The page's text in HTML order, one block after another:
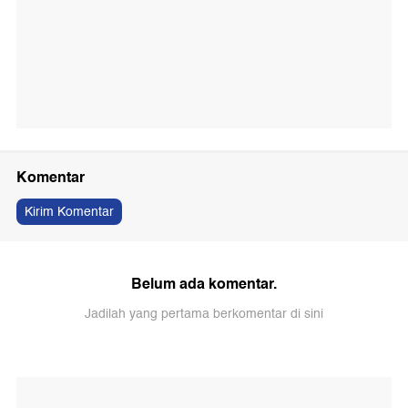
Komentar
Kirim Komentar
Belum ada komentar.
Jadilah yang pertama berkomentar di sini